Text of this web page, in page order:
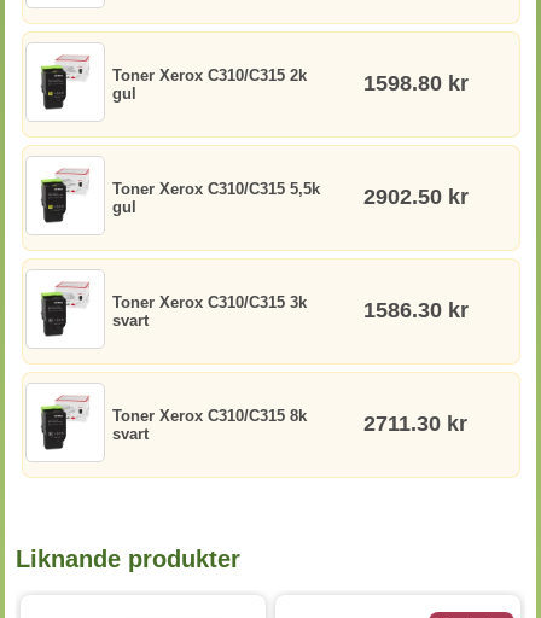
Toner Xerox C310/C315 2k
gul
1598.80 kr
Toner Xerox C310/C315 5,5k
gul
2902.50 kr
Toner Xerox C310/C315 3k
svart
1586.30 kr
Toner Xerox C310/C315 8k
svart
2711.30 kr
Liknande produkter